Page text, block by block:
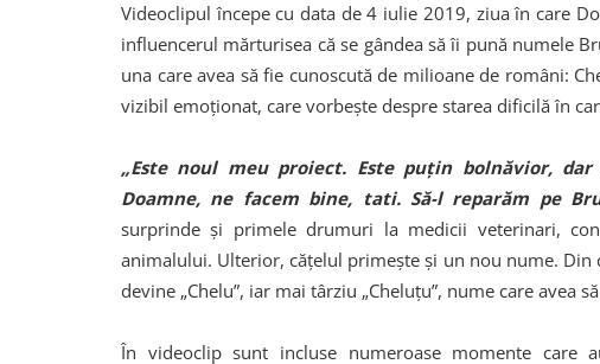
Videoclipul începe cu data de 4 iulie 2019, ziua în care
influencerul mărturisea că se gândea să îi pună numele
una care avea să fie cunoscută de milioane de români:
vizibil emoționat, care vorbește despre starea dificilă în
„Este noul meu proiect. Este puțin bolnăvior,
Doamne, ne facem bine, tati. Să-l reparăm pe
surprinde și primele drumuri la medicii veterinari,
animalului. Ulterior, cățelul primește și un nou nume. Din
devine „Chelu”, iar mai târziu „Cheluțu”, nume care avea
În videoclip sunt incluse numeroase momente